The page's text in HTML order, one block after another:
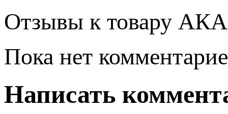
Отзывы к товару
Пока нет
Написать